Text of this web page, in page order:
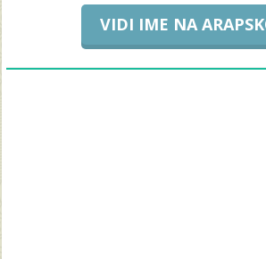
VIDI IME NA